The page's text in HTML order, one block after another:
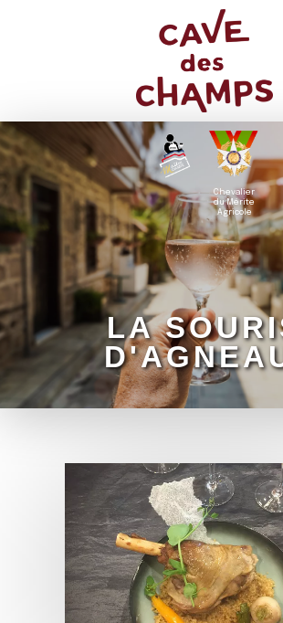
Chevalier
du Mérite
Agricole
LA